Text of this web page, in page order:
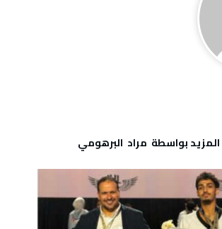
‫‫المزيد بواسطة‬ ‬ مراد‭ ‬ البرهومي